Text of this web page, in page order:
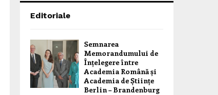
Editoriale
Semnarea
Memorandumului de
Înțelegere între
Academia Română și
Academia de Științe
Berlin – Brandenburg